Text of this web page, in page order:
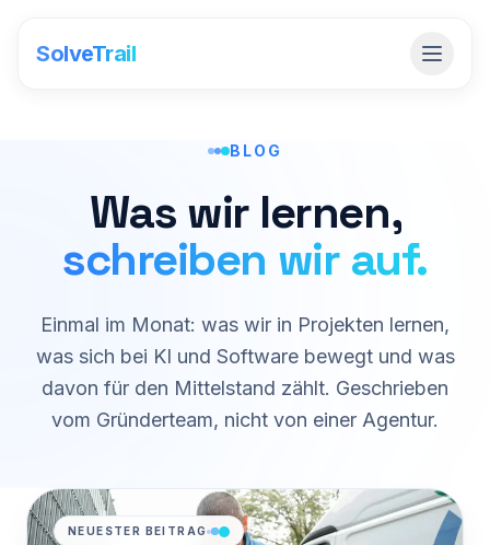
SolveTrail
BLOG
Was wir lernen,
schreiben wir auf.
Einmal im Monat: was wir in Projekten lernen,
was sich bei KI und Software bewegt und was
davon für den Mittelstand zählt. Geschrieben
vom Gründerteam, nicht von einer Agentur.
NEUESTER BEITRAG